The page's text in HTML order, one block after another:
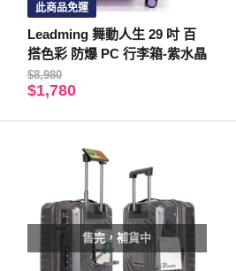
此商品免運
Leadming 舞動人生 29 吋 百
搭色彩 防爆 PC 行李箱-紫水晶
$8,980
$1,780
售完，補貨中